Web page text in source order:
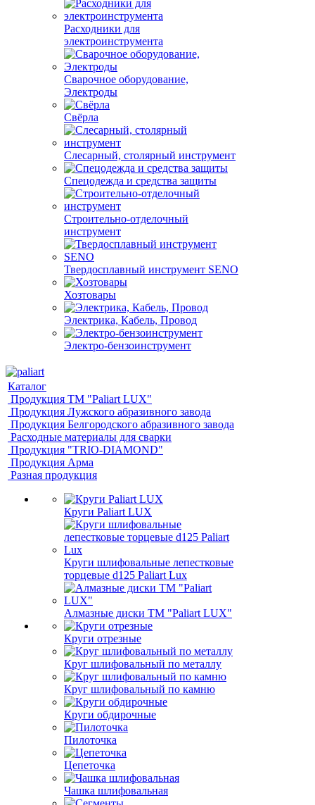
Расходники для
электроинструмента
Сварочное оборудование,
Электроды
Свёрла
Слесарный, столярный инструмент
Спецодежда и средства защиты
Строительно-отделочный
инструмент
Твердосплавный инструмент SENO
Хозтовары
Электрика, Кабель, Провод
Электро-бензоинструмент
Каталог
Продукция ТМ "Paliart LUX"
Продукция Лужского абразивного завода
Продукция Белгородского абразивного завода
Расходные материалы для сварки
Продукция "TRIO-DIAMOND"
Продукция Арма
Разная продукция
Круги Paliart LUX
Круги шлифовальные лепестковые
торцевые d125 Paliart Lux
Алмазные диски ТМ "Paliart LUX"
Круги отрезные
Круг шлифовальный по металлу
Круг шлифовальный по камню
Круги обдирочные
Пилоточка
Цепеточка
Чашка шлифовальная